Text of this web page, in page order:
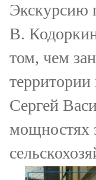
Экскурсию
В.
том, чем
территории
Сергей
мощностях